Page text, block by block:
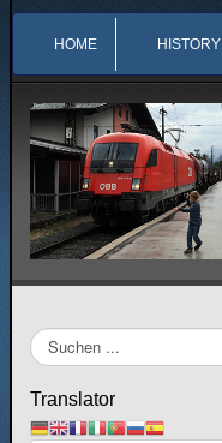
HOME HISTORY
Suchen
...
Translator